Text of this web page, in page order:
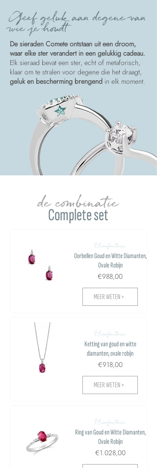
Geef geluk aan degene van
wie je houdt
De sieraden Comete ontstaan uit een droom,
waar elke ster verandert in een gelukkig cadeau.
Elk sieraad bevat een ster, echt of metaforisch,
klaar om te stralen voor degene die het draagt,
geluk en bescherming brengend in elk moment.
Complete set
de combinatie
Kleurfantasie
Oorbellen Goud en Witte Diamanten,
Ovale Robijn
€988,00
MEER WETEN >
Kleurfantasie
Ketting van goud en witte
diamanten, ovale robijn
€918,00
MEER WETEN >
Kleurfantasie
Ring van Goud en Witte Diamanten,
Ovale Robijn
€1.028,00